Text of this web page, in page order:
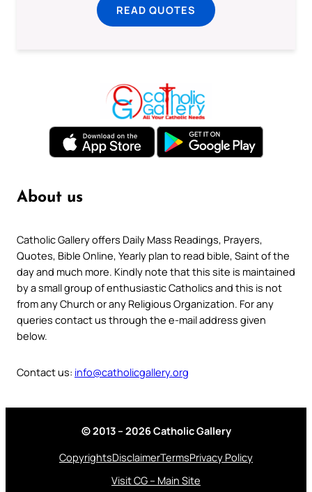
READ QUOTES
About us
Catholic Gallery offers Daily Mass Readings, Prayers,
Quotes, Bible Online, Yearly plan to read bible, Saint of the
day and much more. Kindly note that this site is maintained
by a small group of enthusiastic Catholics and this is not
from any Church or any Religious Organization. For any
queries contact us through the e-mail address given
below.
Contact us: info@catholicgallery.org
© 2013 – 2026 Catholic Gallery
CopyrightsDisclaimerTermsPrivacy Policy
Visit CG – Main Site